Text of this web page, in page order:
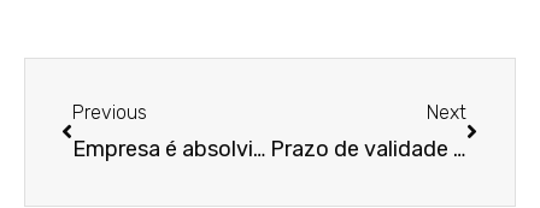
Previous
Empresa é absolvida de pagar multa em valor superior ao da obrigação principal
Next
Prazo de validade das certidões de óbito, nascimento e casamento apresentadas para as escrituras públicas de inventário e partilha de bens